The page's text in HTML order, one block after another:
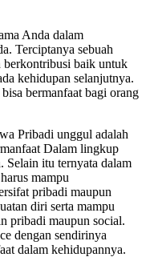
Anda dalam
Terciptanya sebuah
berkontribusi baik untuk
kehidupan selanjutnya.
bermanfaat bagi orang
Pribadi unggul adalah
Dalam lingkup
Selain itu ternyata dalam
mampu
pribadi maupun
diri serta mampu
pribadi maupun social.
dengan sendirinya
dalam kehidupannya.